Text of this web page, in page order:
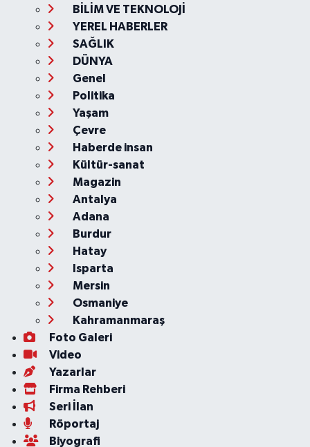
BİLİM VE TEKNOLOJİ
YEREL HABERLER
SAĞLIK
DÜNYA
Genel
Politika
Yaşam
Çevre
Haberde insan
Kültür-sanat
Magazin
Antalya
Adana
Burdur
Hatay
Isparta
Mersin
Osmaniye
Kahramanmaraş
Foto Galeri
Video
Yazarlar
Firma Rehberi
Seri İlan
Röportaj
Biyografi